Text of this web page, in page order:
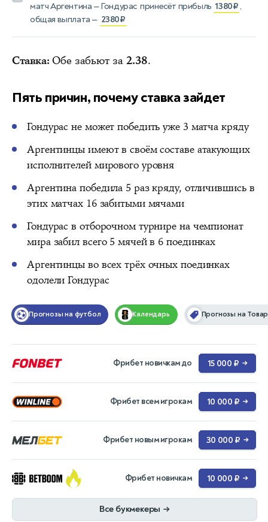
матчАргентина — Гондурас принесёт прибыль 1380₽ ,
общая выплата — 2380₽
Ставка: Обе забьют за 2.38.
Пять причин, почему ставка зайдет
Гондурас не может победить уже 3 матча кряду
Аргентинцы имеют в своём составе атакующих
исполнителей мирового уровня
Аргентина победила 5 раз кряду, отличившись в
этих матчах 16 забитыми мячами
Гондурас в отборочном турнире на чемпионат
мира забил всего 5 мячей в 6 поединках
Аргентинцы во всех трёх очных поединках
одолели Гондурас
Прогнозы на футбол Календарь Прогнозы на
Фрибет новичкам до 15 000 ₽ →
Фрибет всем игрокам 10 000 ₽ →
Фрибет новым игрокам 30 000 ₽ →
Фрибет новичкам 10 000 ₽ →
Все букмекеры →